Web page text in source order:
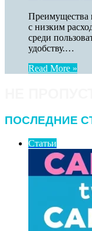
Преимущества
с низким
среди
удобству.…
Read More »
ПОСЛЕДНИЕ
Статьи